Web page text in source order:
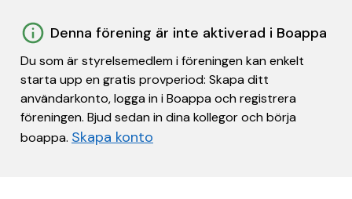
Denna förening är inte aktiverad i Boappa
Du som är styrelsemedlem i föreningen kan enkelt
starta upp en gratis provperiod: Skapa ditt
användarkonto, logga in i Boappa och registrera
föreningen. Bjud sedan in dina kollegor och börja
boappa. Skapa konto